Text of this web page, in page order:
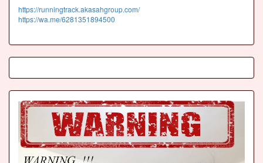
https://runningtrack.akasahgroup.com/
https://wa.me/6281351894500